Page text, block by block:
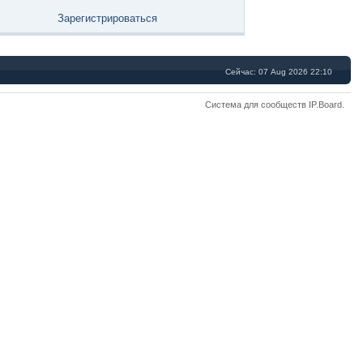
Зарегистрироваться
Сейчас: 07 Aug 2026 22:10
Система для сообществ IP.Board